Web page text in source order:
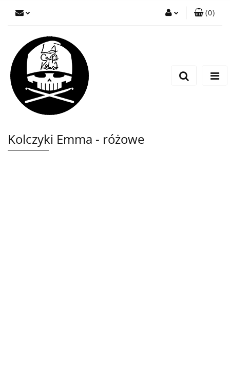
(0)
Kolczyki Emma - różowe